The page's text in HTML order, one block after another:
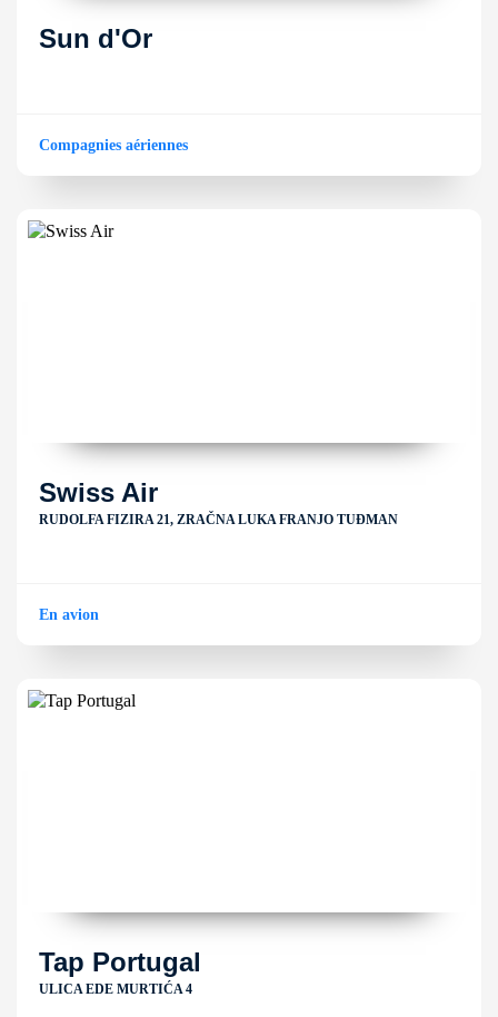
Sun d'Or
Compagnies aériennes
Swiss Air
RUDOLFA FIZIRA 21, ZRAČNA LUKA FRANJO TUĐMAN
En avion
Tap Portugal
ULICA EDE MURTIĆA 4